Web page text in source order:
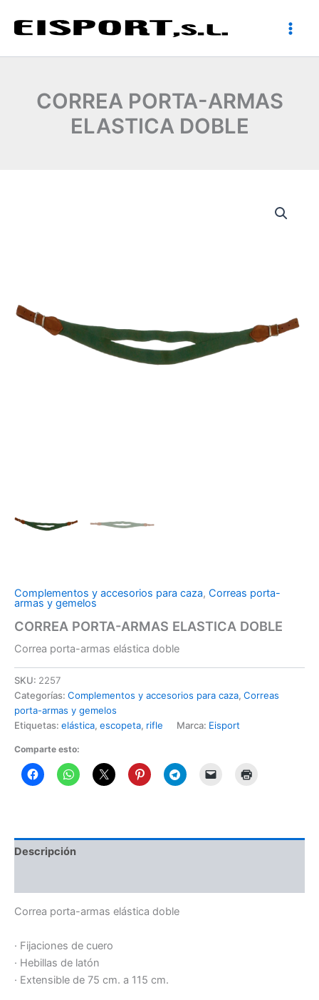
CORREA PORTA-ARMAS
ELASTICA DOBLE
Complementos y accesorios para caza, Correas porta-
armas y gemelos
CORREA PORTA-ARMAS ELASTICA DOBLE
Correa porta-armas elástica doble
SKU: 2257
Categorías: Complementos y accesorios para caza, Correas
porta-armas y gemelos
Etiquetas: elástica, escopeta, rifle Marca: Eisport
Comparte esto:
Descripción
Correa porta-armas elástica doble
· Fijaciones de cuero
· Hebillas de latón
· Extensible de 75 cm. a 115 cm.